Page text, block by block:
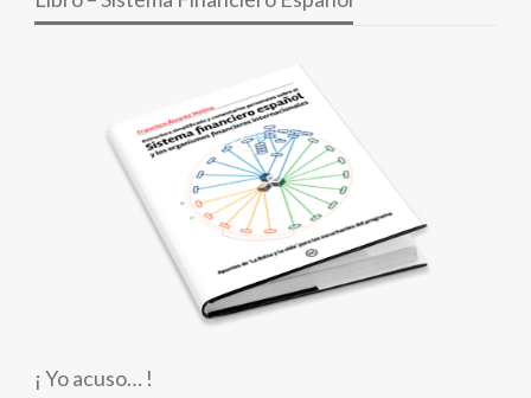
¡ Yo acuso… !